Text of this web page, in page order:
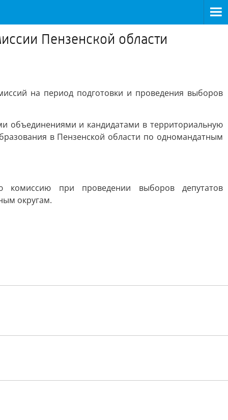
Пензенской области
на период подготовки и проведения выборов
объединениями и кандидатами в территориальную
в Пензенской области по одномандатным
комиссию при проведении выборов депутатов
округам.